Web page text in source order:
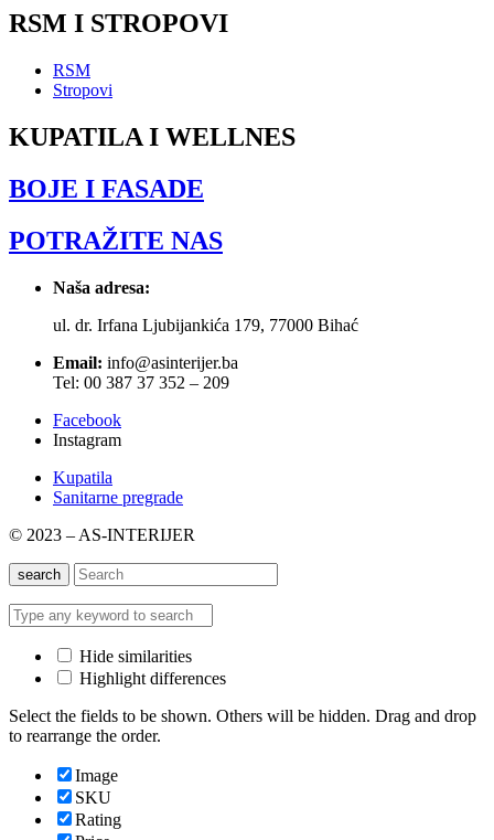
RSM I STROPOVI
RSM
Stropovi
KUPATILA I WELLNES
BOJE I FASADE
POTRAŽITE NAS
Naša adresa:
ul. dr. Irfana Ljubijankića 179, 77000 Bihać
Email: info@asinterijer.ba
Tel: 00 387 37 352 – 209
Facebook
Instagram
Kupatila
Sanitarne pregrade
© 2023 – AS-INTERIJER
search
Hide similarities
Highlight differences
Select the fields to be shown. Others will be hidden. Drag and drop
to rearrange the order.
Image
SKU
Rating